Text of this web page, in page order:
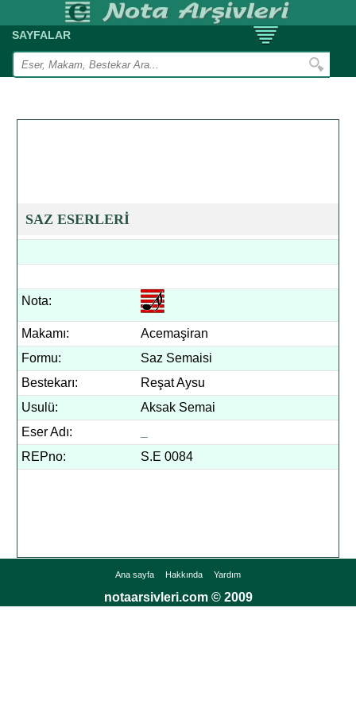
SAYFALAR
SAZ ESERLERİ
Nota:
Makamı:
Acemaşiran
Formu:
Saz Semaisi
Bestekarı:
Reşat Aysu
Usulü:
Aksak Semai
Eser Adı:
REPno:
S.E 0084
Ana sayfa Hakkında Yardım
notaarsivleri.com © 2009